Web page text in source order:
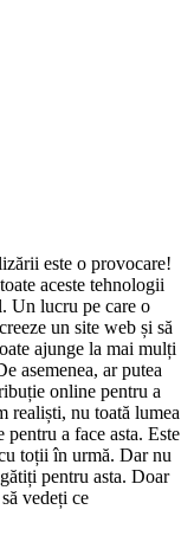
este o provocare!
aceste tehnologii
Un lucru pe care o
un site web și să
ajunge la mai mulți
asemenea, ar putea
online pentru a
realiști, nu toată lumea
pentru a face asta. Este
toții în urmă. Dar nu
pentru asta. Doar
vedeți ce